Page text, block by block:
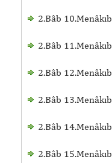
2.Bâb 10.Menâkıb
2.Bâb 11.Menâkıb
2.Bâb 12.Menâkıb
2.Bâb 13.Menâkıb
2.Bâb 14.Menâkıb
2.Bâb 15.Menâkıb